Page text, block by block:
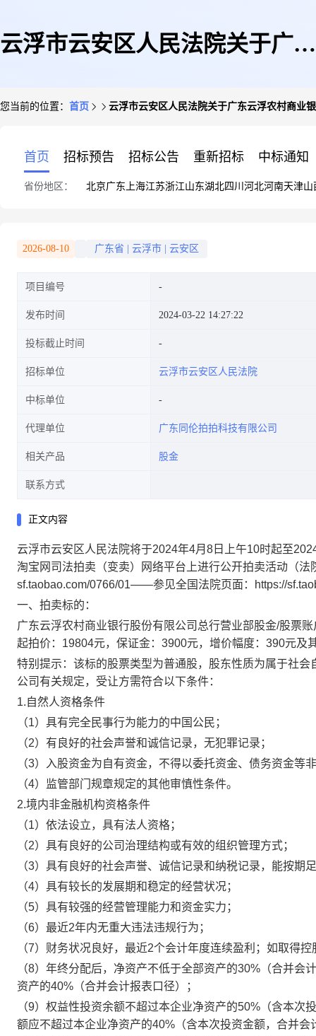
云浮市云安区人民法院关于广东
公告
您当前的位置： 首页 云浮市云安区人民法院关于广东云浮农村商业
首页 招标预告 招标公告 重新招标 中标通知
省份地区： 北京广东 上海江苏浙江山东湖北四川 河北河南天津山
2026-08-10 广东省 云浮市 云安区
项目编号
发布时间 2024-03-22 14:27:22
投标截止时间
招标单位 云浮市云安区人民法院
中标单位
代理单位 广东同伦拍拍科技有限公司
相关产品 股金
联系方式
正文内容
云浮市云安区人民法院将于2024年4月 8 日 上午10时起至
淘宝网司法拍卖 （变卖）
网络平台上进行公开拍卖活动（
sf.taobao.com/0766/01——参见全国法院页面：https://
一、 拍卖标的：
广东云浮农村商业银行股份有限公司总行营业部股金/股票
起拍价： 19804元，保证金：3900元，增价幅度：390元及
特别提示：该标的股票类型为普通股，股东性质为属于社
公司有关规定，受让方需符合以下条件：
1.自然人资格条件
（1）具有完全民事行为能力的中国公民；
（2）有良好的社会声誉和诚信记录，无犯罪记录；
（3）入股资金为自有资金，不得以委托资金、债务资金等
（4）监管部门规章规定的其他审慎性条件。
2.境内非金融机构资格条件
（1）依法设立，具有法人资格；
（2）具有良好的公司治理结构或有效的组织管理方式；
（3）具有良好的社会声誉、诚信记录和纳税记录，能按期
（4）具有较长的发展期和稳定的经营状况；
（5）具有较强的经营管理能力和资金实力；
（6）最近2年内无重大违法违规行为；
（7）财务状况良好，最近2个会计年度连续盈利；如取得
（8）年终分配后，净资产不低于全部资产的30%（合并会
资产的40%（合并会计报表口径）；
（9）权益性投资余额不超过本企业净资产的50%（含本次
额应不超过本企业净资产的40%（含本次投资金额，合并会